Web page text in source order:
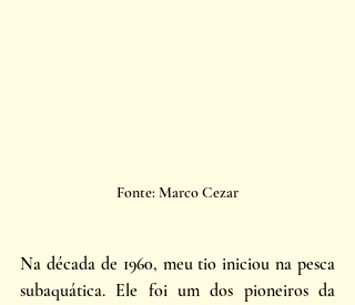
Fonte: Marco Cezar
Na década de 1960, meu tio iniciou na pesca
subaquática. Ele foi um dos pioneiros da